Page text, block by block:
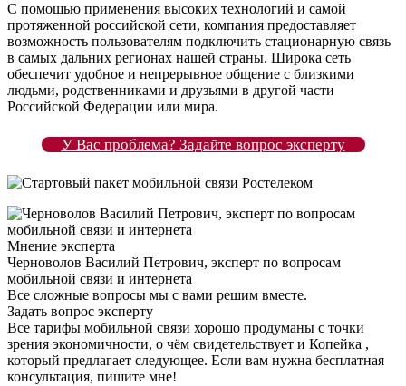
С помощью применения высоких технологий и самой
протяженной российской сети, компания предоставляет
возможность пользователям подключить стационарную связь
в самых дальних регионах нашей страны. Широка сеть
обеспечит удобное и непрерывное общение с близкими
людьми, родственниками и друзьями в другой части
Российской Федерации или мира.
У Вас проблема? Задайте вопрос эксперту
Мнение эксперта
Черноволов Василий Петрович, эксперт по вопросам
мобильной связи и интернета
Все сложные вопросы мы с вами решим вместе.
Задать вопрос эксперту
Все тарифы мобильной связи хорошо продуманы с точки
зрения экономичности, о чём свидетельствует и Копейка ,
который предлагает следующее. Если вам нужна бесплатная
консультация, пишите мне!